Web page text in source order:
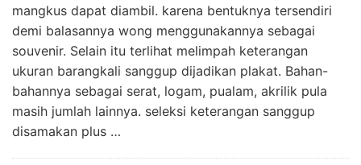
mangkus dapat diambil. karena bentuknya tersendiri
demi balasannya wong menggunakannya sebagai
souvenir. Selain itu terlihat melimpah keterangan
ukuran barangkali sanggup dijadikan plakat. Bahan-
bahannya sebagai serat, logam, pualam, akrilik pula
masih jumlah lainnya. seleksi keterangan sanggup
disamakan plus …